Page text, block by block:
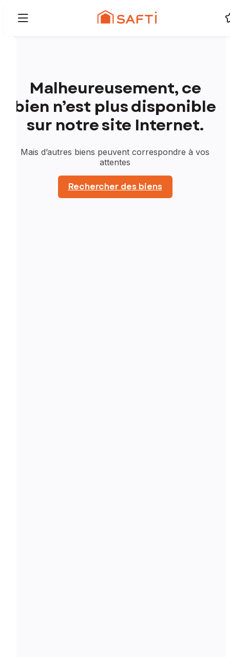
Malheureusement, ce
bien n’est plus disponible
sur notre site Internet.
Mais d’autres biens peuvent correspondre à vos
attentes
Rechercher des biens